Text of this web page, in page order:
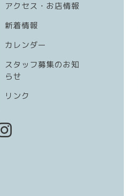
アクセス・お店情報
新着情報
カレンダー
スタッフ募集のお知
らせ
リンク